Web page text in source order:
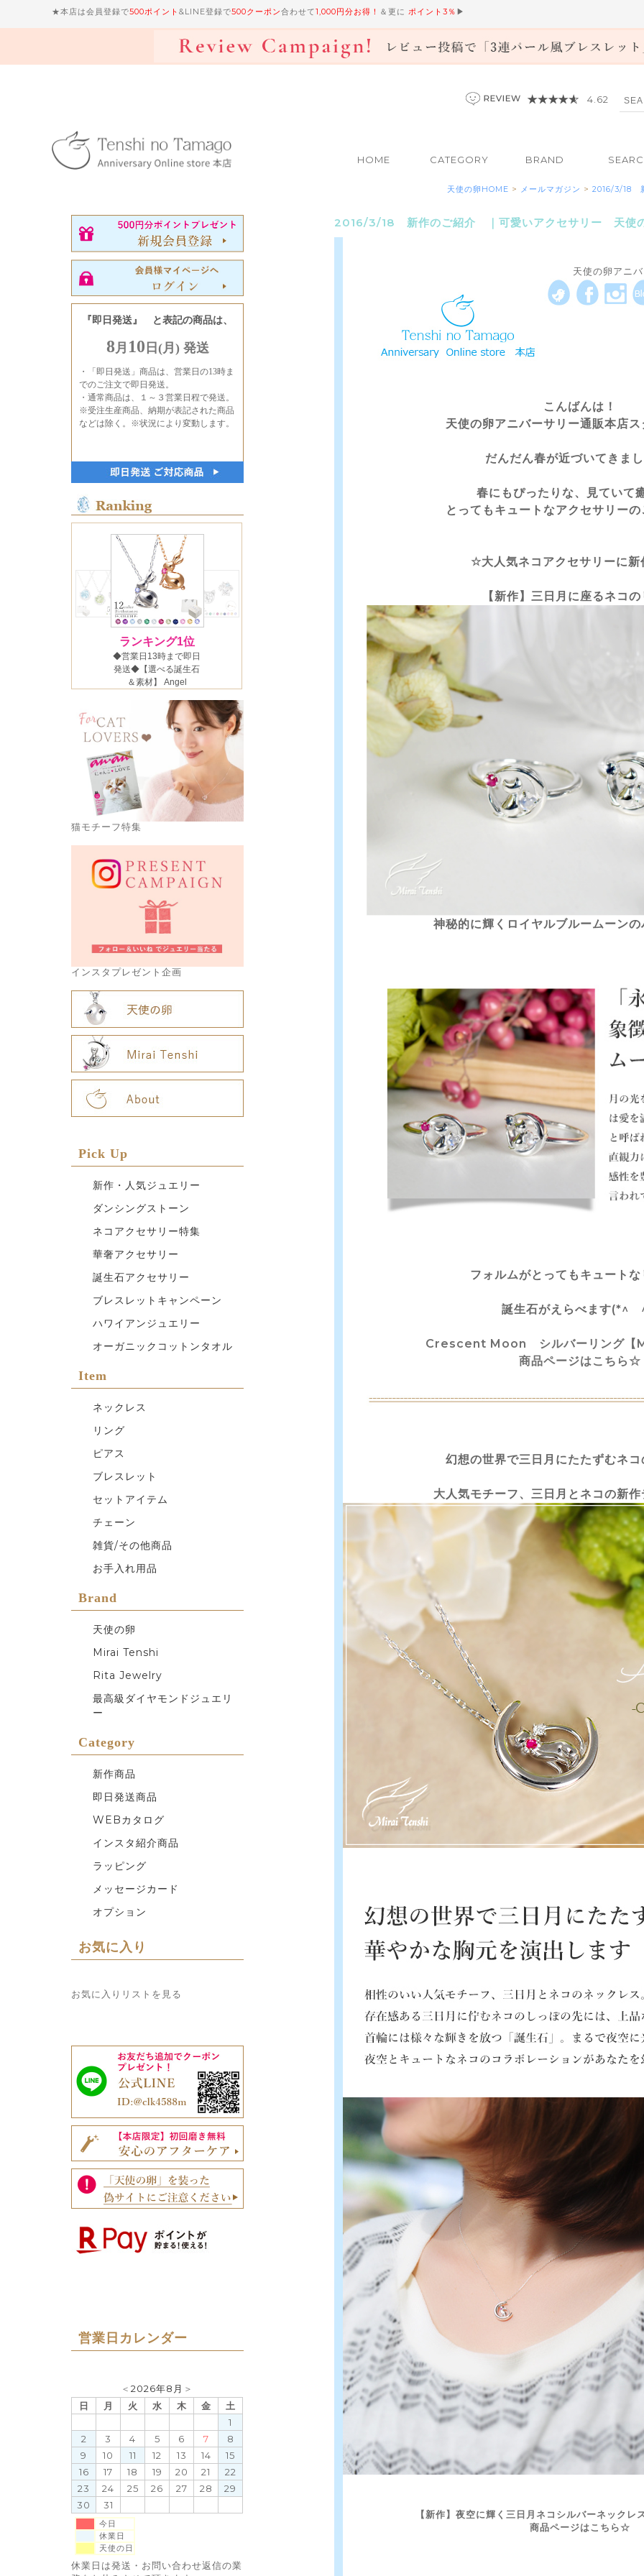
★本店は会員登録で500ポイント &LINE登録で500クーポン合わせて1,000円分お得！ ＆更に ポイント3％ ▶
4.62
HOME CATEGORY BRAND
猫モチーフ特集
インスタプレゼント企画
Pick Up
新作・人気ジュエリー
ダンシングストーン
ネコアクセサリー特集
華奢アクセサリー
誕生石アクセサリー
ブレスレットキャンペーン
ハワイアンジュエリー
オーガニックコットンタオル
Item
ネックレス
リング
ピアス
ブレスレット
セットアイテム
チェーン
雑貨/その他商品
お手入れ用品
Brand
天使の卵
Mirai Tenshi
Rita Jewelry
最高級ダイヤモンドジュエリ
ー
Category
新作商品
即日発送商品
WEBカタログ
インスタ紹介商品
ラッピング
メッセージカード
オプション
お気に入り
お気に入りリストを見る
営業日カレンダー
＜ 2026年8月 ＞
日
月 火 水 木 金
土
1
2
3 4 5 6 7
8
9
10 11 12 13 14
15
16
17 18 19 20 21
22
23
24 25 26 27 28
29
30
31
今日
休業日
天使の日
休業日は発送・お問い合わせ返信の業
天使の卵HOME > メールマガジン > 2016/3/18
2016/3/18 新作のご紹介 ｜可愛いアクセサリー 天使
天使の卵アニ
こんばんは！
天使の卵アニバーサリー通販本店
だんだん春が近づいてきま
春にもぴったりな、見ていて
とってもキュートなアクセサリー
☆大人気ネコアクセサリーに
【新作】三日月に座るネコ
神秘的に輝くロイヤルブルームーン
フォルムがとってもキュート
誕生石がえらべます(*^
Crescent Moon シルバーリング【
商品ページはこちら☆
幻想の世界で三日月にたたずむネ
大人気モチーフ、三日月とネコの新
【新作】夜空に輝く三日月ネコシルバーネック
商品ページはこちら☆